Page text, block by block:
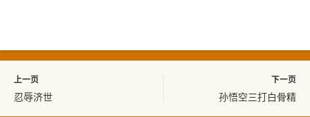
上一页
忍辱济世
下一页
孙悟空三打白骨精